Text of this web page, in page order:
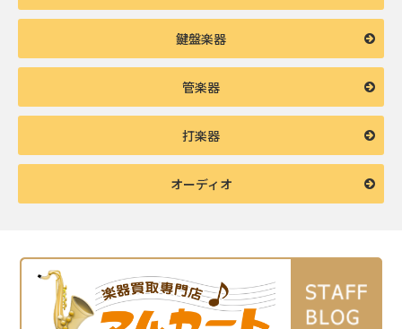
鍵盤楽器
管楽器
打楽器
オーディオ